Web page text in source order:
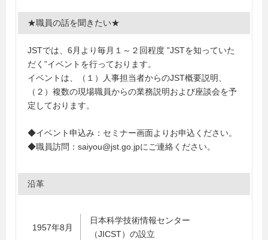
★職員の話を聞きたい★
JSTでは、6月より毎月１～２回程度 ”JSTを知っていた
だく”イベントを行っております。
イベントは、（１）人事担当者からのJST概要説明、
（２）複数の現場職員からの業務説明および座談会を予
定しております。
◆イベント申込み：セミナー画面よりお申込ください。
◆職員訪問：saiyou@jst.go.jpにご連絡ください。
沿革
1957年8月
日本科学技術情報センター
（JICST）の設立